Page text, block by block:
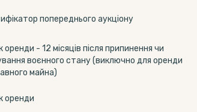
попереднього аукціону
оренди - 12 місяців після припинення чи
воєнного стану (виключно для оренди
майна)
оренди